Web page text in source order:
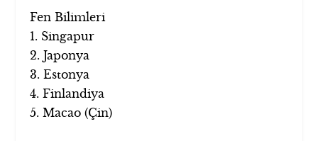
Fen Bilimleri
1. Singapur
2. Japonya
3. Estonya
4. Finlandiya
5. Macao (Çin)